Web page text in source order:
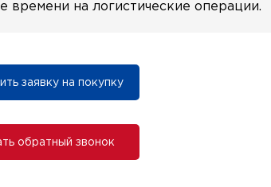
времени на логистические операции.
заявку на покупку
обратный звонок